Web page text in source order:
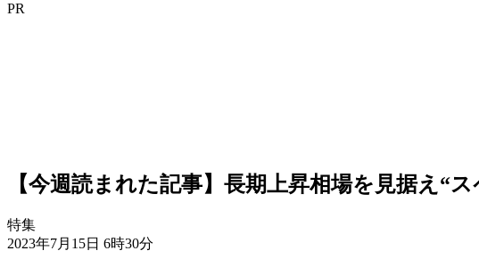
PR
【今週読まれた記事】長期上昇相場を見据え“
特集
2023年7月15日 6時30分